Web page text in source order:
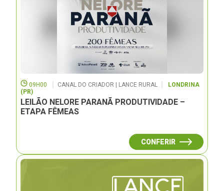
09H00 CANAL DO CRIADOR | LANCE RURAL
LONDRINA
(PR)
LEILÃO NELORE PARANÃ PRODUTIVIDADE –
ETAPA FÊMEAS
CONFERIR